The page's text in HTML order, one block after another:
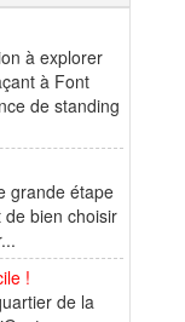
à explorer
à Font
de standing
grande étape
bien choisir
!
de la